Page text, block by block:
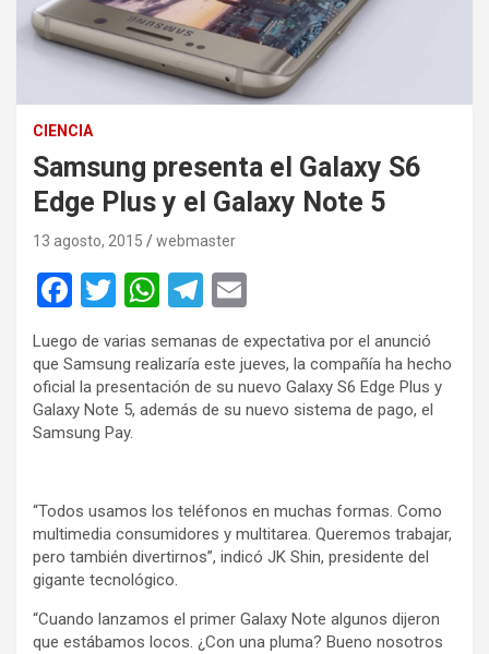
CIENCIA
Samsung presenta el Galaxy S6
Edge Plus y el Galaxy Note 5
13 agosto, 2015 webmaster
F
a
ce
b
o
k
T
wi
tt
er
W
at
s
p
T
el
e
gr
ail
Luego de varias semanas de expectativa por el anunció
que Samsung realizaría este jueves, la compañía ha hecho
oficial la presentación de su nuevo Galaxy S6 Edge Plus y
Galaxy Note 5, además de su nuevo sistema de pago, el
Samsung Pay.
“Todos usamos los teléfonos en muchas formas. Como
multimedia consumidores y multitarea. Queremos trabajar,
pero también divertirnos”, indicó JK Shin, presidente del
gigante tecnológico.
“Cuando lanzamos el primer Galaxy Note algunos dijeron
que estábamos locos. ¿Con una pluma? Bueno nosotros